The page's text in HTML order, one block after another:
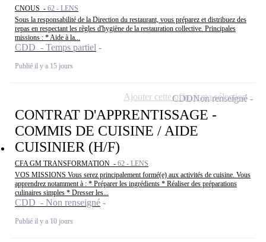
CNOUS - 62 - LENS
Sous la responsabilité de la Direction du restaurant, vous préparez et distribuez des
repas en respectant les règles d'hygiène de la restauration collective. Principales
missions : * Aide à la...
CDD - Temps partiel
Publié il y a 15 jours
CONTRAT D'APPRENTISSAGE -
COMMIS DE CUISINE / AIDE
CUISINIER (H/F)
CFA GM TRANSFORMATION - 62 - LENS
VOS MISSIONS Vous serez principalement formé(e) aux activités de cuisine. Vous
apprendrez notamment à : * Préparer les ingrédients * Réaliser des préparations
culinaires simples * Dresser les...
CDD - Non renseigné
Publié il y a 10 jours
CDDNon renseigné
Ajouter cette offre à ma sélection